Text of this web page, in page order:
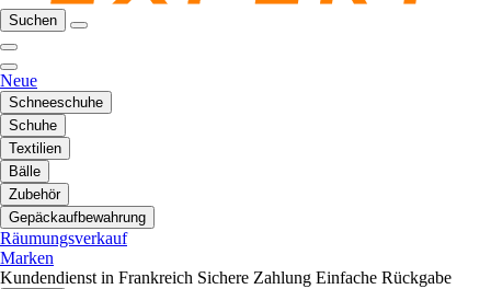
Suchen
Neue
Schneeschuhe
Schuhe
Textilien
Bälle
Zubehör
Gepäckaufbewahrung
Räumungsverkauf
Marken
Kundendienst in Frankreich Sichere Zahlung Einfache Rückgabe